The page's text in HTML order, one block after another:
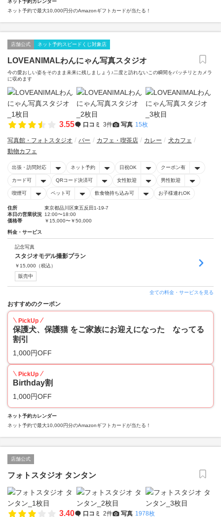
ネット予約カレンダー
ネット予約で最大10,000円分のAmazonギフトカードが当たる！
店舗公式 ネット予約スピードくじ対象店
LOVEANIMALわんにゃん写真スタジオ
今の愛おしい姿をそのまま未来に残しましょう♪二度と訪れないこの瞬間をバッチリとカメラ
に収めます
3.55 口コミ 3件 写真 15枚
写真館・フォトスタジオ バー カフェ・喫茶店 カレー
犬カフェ
動物カフェ
出張・訪問対応 ネット予約 日祝OK クーポン有
カード可 QRコード決済可 女性歓迎 男性歓迎
喫煙可 ペット可 飲食物持ち込み可 お子様連れOK
住所
東京都品川区東五反田1-19-7
本日の営業状況 12:00〜18:00
価格帯
￥15,000〜￥50,000
料金・サービス
記念写真
スタジオモデル撮影プラン
￥ 15,000 （税込）
販売中
全ての料金・サービスを見る
おすすめのクーポン
PickUp
保護犬、保護猫 をご家族にお迎えになった なってる
割引
1,000円OFF
PickUp
Birthday割
1,000円OFF
ネット予約カレンダー
ネット予約で最大10,000円分のAmazonギフトカードが当たる！
店舗公式
フォトスタジオ タンタン
3.40 口コミ 2件 写真 1978枚